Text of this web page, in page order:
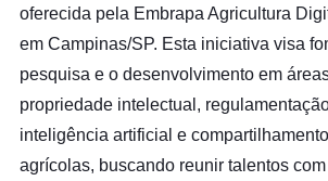
oferecida pela Embrapa Agricultura
em Campinas/SP. Esta iniciativa visa
pesquisa e o desenvolvimento em
propriedade intelectual,
inteligência artificial e
agrícolas, buscando reunir talentos